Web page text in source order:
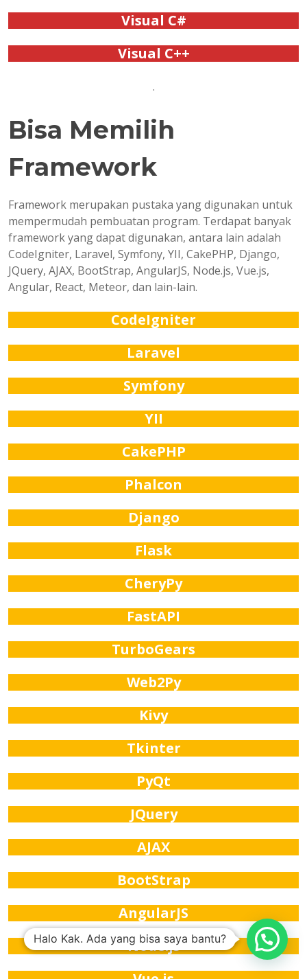
Visual C#
Visual C++
.
Bisa Memilih
Framework
Framework merupakan pustaka yang digunakan untuk
mempermudah pembuatan program. Terdapat banyak
framework yang dapat digunakan, antara lain adalah
CodeIgniter, Laravel, Symfony, YII, CakePHP, Django,
JQuery, AJAX, BootStrap, AngularJS, Node.js, Vue.js,
Angular, React, Meteor, dan lain-lain.
CodeIgniter
Laravel
Symfony
YII
CakePHP
Phalcon
Django
Flask
CheryPy
FastAPI
TurboGears
Web2Py
Kivy
Tkinter
PyQt
JQuery
AJAX
BootStrap
AngularJS
Node.js
Halo Kak. Ada yang bisa saya bantu?